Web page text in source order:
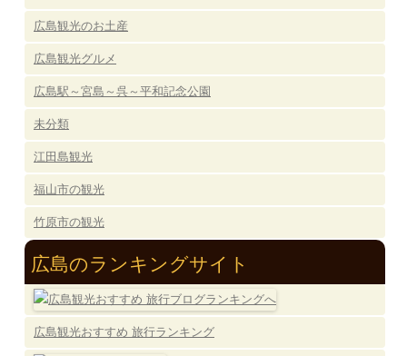
広島観光のお土産
広島観光グルメ
広島駅～宮島～呉～平和記念公園
未分類
江田島観光
福山市の観光
竹原市の観光
広島のランキングサイト
広島観光おすすめ 旅行ランキング